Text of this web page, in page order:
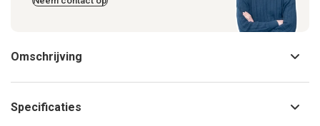
Omschrijving
Specificaties